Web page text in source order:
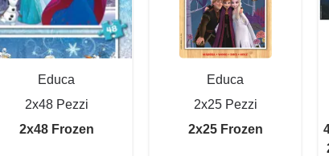
Educa
2x48 Pezzi
2x48 Frozen
Educa
2x25 Pezzi
2x25 Frozen